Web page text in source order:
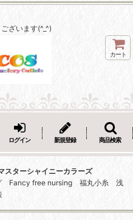
ざいます(^_^)
カート
ログイン 新規登録 商品検索
スターシャイニーカラーズ
Fancy free nursing 福丸小糸 浅